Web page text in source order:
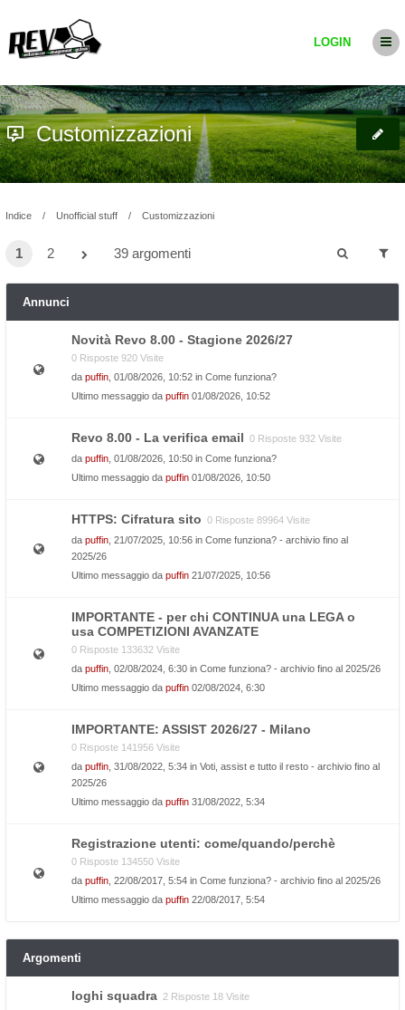
LOGIN
Customizzazioni
Indice Unofficial stuff Customizzazioni
1 2 39 argomenti
Annunci
Novità Revo 8.00 - Stagione 2026/27
0 Risposte 920 Visite
da puffin , 01/08/2026, 10:52 in Come funziona?
Ultimo messaggio da puffin 01/08/2026, 10:52
Revo 8.00 - La verifica email 0 Risposte 932 Visite
da puffin , 01/08/2026, 10:50 in Come funziona?
Ultimo messaggio da puffin 01/08/2026, 10:50
HTTPS: Cifratura sito 0 Risposte 89964 Visite
da puffin , 21/07/2025, 10:56 in Come funziona? - archivio fino al
2025/26
Ultimo messaggio da puffin 21/07/2025, 10:56
IMPORTANTE - per chi CONTINUA una LEGA o
usa COMPETIZIONI AVANZATE
0 Risposte 133632 Visite
da puffin , 02/08/2024, 6:30 in Come funziona? - archivio fino al 2025/26
Ultimo messaggio da puffin 02/08/2024, 6:30
IMPORTANTE: ASSIST 2026/27 - Milano
0 Risposte 141956 Visite
da puffin , 31/08/2022, 5:34 in Voti, assist e tutto il resto - archivio fino al
2025/26
Ultimo messaggio da puffin 31/08/2022, 5:34
Registrazione utenti: come/quando/perchè
0 Risposte 134550 Visite
da puffin , 22/08/2017, 5:54 in Come funziona? - archivio fino al 2025/26
Ultimo messaggio da puffin 22/08/2017, 5:54
Argomenti
loghi squadra 2 Risposte 18 Visite